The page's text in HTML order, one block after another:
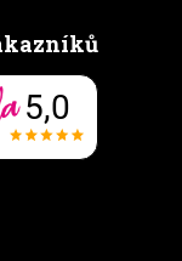
5,0